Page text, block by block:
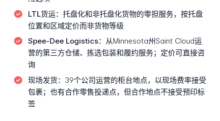
LTL货运： 托盘化和非托盘化货物的零担服务，按托盘
位置和区域定价而非货物等级
Spee-Dee Logistics： 从Minnesota州Saint Cloud运
营的第三方仓储、拣选包装和履约服务；定价可直接咨
询
现场发货： 39个公司运营的柜台地点，以现场费率接受
包裹；也有合作零售投递点，但合作地点不接受预印标
签